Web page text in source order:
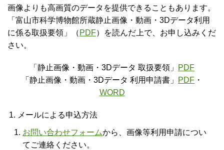
画像よりも高画質のデータを提供できることもあります。
「富山市科学博物館所蔵静止画像・動画・3Dデータ利用
に係る取扱要領」（ PDF）を読んだ上で、お申し込みくだ
さい。
「静止画像・動画・3Dデータ 取扱要領」
PDF
「静止画像・動画・3Dデータ 利用申請書」
PDF ・
WORD
メールによる申込方法
お問い合わせフォームから、画像等利用申請につい
てご連絡ください。